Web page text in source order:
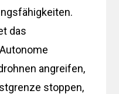
das
angreifen,
stoppen,